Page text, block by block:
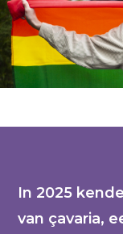
In 2025
van çavaria,